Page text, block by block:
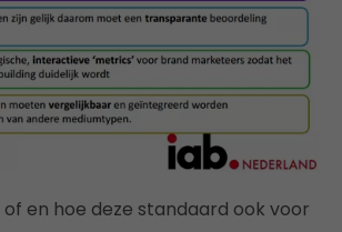
en hoe deze standaard ook voor